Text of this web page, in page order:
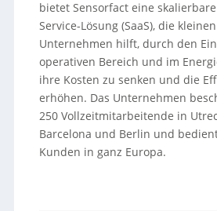
bietet Sensorfact eine
Service-Lösung (SaaS), die
Unternehmen hilft, durch den
operativen Bereich und im
ihre Kosten zu senken und die
erhöhen. Das Unternehmen
250 Vollzeitmitarbeitende in
Barcelona und Berlin und
Kunden in ganz Europa.